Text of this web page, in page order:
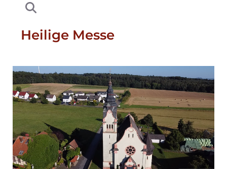
Heilige Messe